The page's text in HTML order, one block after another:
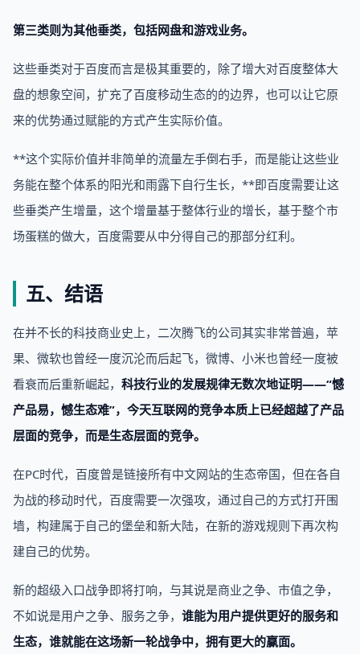
第三类则为其他垂类，包括网盘和游戏业务。
这些垂类对于百度而言是极其重要的，除了增大对百度整体大
盘的想象空间，扩充了百度移动生态的的边界，也可以让它原
来的优势通过赋能的方式产生实际价值。
**这个实际价值并非简单的流量左手倒右手，而是能让这些业
务能在整个体系的阳光和雨露下自行生长，**即百度需要让这
些垂类产生增量，这个增量基于整体行业的增长，基于整个市
场蛋糕的做大，百度需要从中分得自己的那部分红利。
五、结语
在并不长的科技商业史上，二次腾飞的公司其实非常普遍，苹
果、微软也曾经一度沉沦而后起飞，微博、小米也曾经一度被
看衰而后重新崛起， 科技行业的发展规律无数次地证明——“憾
产品易，憾生态难”，今天互联网的竞争本质上已经超越了产品
层面的竞争，而是生态层面的竞争。
在PC时代，百度曾是链接所有中文网站的生态帝国，但在各自
为战的移动时代，百度需要一次强攻，通过自己的方式打开围
墙，构建属于自己的堡垒和新大陆，在新的游戏规则下再次构
建自己的优势。
新的超级入口战争即将打响，与其说是商业之争、市值之争，
不如说是用户之争、服务之争， 谁能为用户提供更好的服务和
生态，谁就能在这场新一轮战争中，拥有更大的赢面。